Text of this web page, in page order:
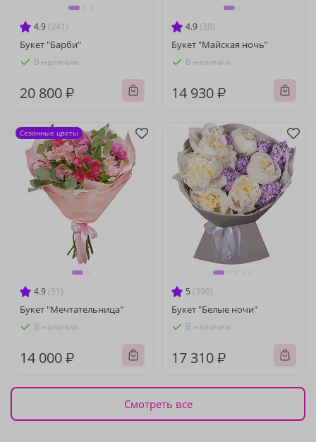
4.9 (241)
Букет "Барби"
В наличии
20 800 ₽
4.9 (38)
Букет "Майская ночь"
В наличии
14 930 ₽
4.9 (51)
Букет "Мечтательница"
В наличии
14 000 ₽
Сезонные цветы
5 (390)
Букет "Белые ночи"
В наличии
17 310 ₽
Смотреть все